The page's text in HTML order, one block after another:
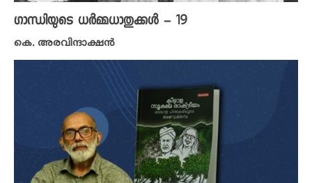
ഗാന്ധിയുടെ ധർമ്മധാതുക്കൾ – 19
കെ. അരവിന്ദാക്ഷൻ